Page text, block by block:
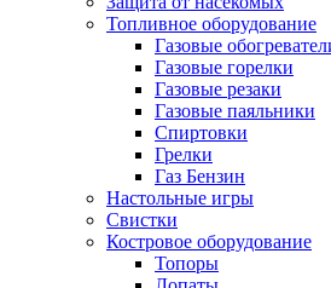
Топливное оборудование
Газовые
Газовые горелки
Газовые резаки
Газовые паяльники
Спиртовки
Грелки
Газ Бензин
Настольные игры
Свистки
Костровое оборудование
Топоры